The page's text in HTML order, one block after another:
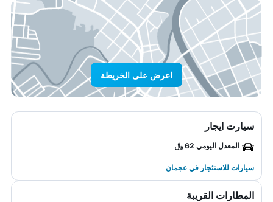
اعرض على الخريطة
سيارت ايجار
المعدل اليومي 62 ﷼
سيارات للاستئجار في عجمان
المطارات القريبة